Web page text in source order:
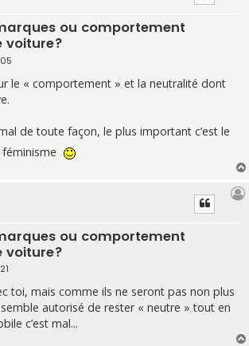
ou comportement
voiture?
le « comportement » et la neutralité dont
de toute façon, le plus important c’est le
ou comportement
voiture?
toi, mais comme ils ne seront pas non plus
autorisé de rester « neutre » tout en
c’est mal...